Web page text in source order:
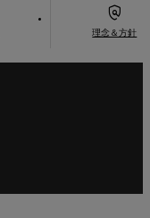

理念＆方針